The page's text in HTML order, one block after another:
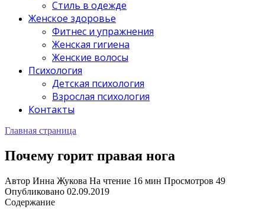
Стиль в одежде
Женское здоровье
Фитнес и упражнения
Женская гигиена
Женские волосы
Психология
Детская психология
Взрослая психология
Контакты
Главная страница
Почему горит правая нога
Автор Инна Жукова На чтение 16 мин Просмотров 49
Опубликовано 02.09.2019
Содержание